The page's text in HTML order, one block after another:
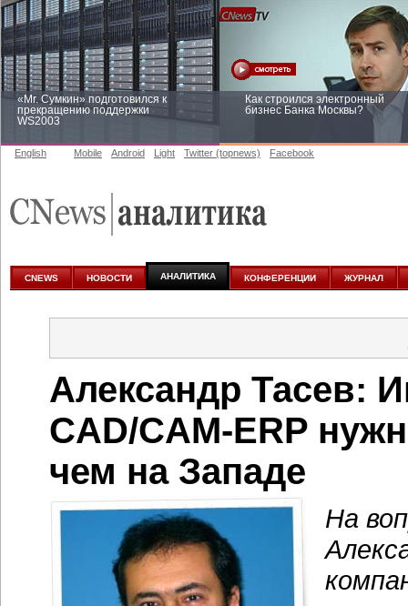
«Mr. Сумкин» подготовился к
прекращению поддержки
WS2003
Как строился электронный
бизнес Банка Москвы?
аналитике
English Mobile Android Light Twitter (topnews) Facebook
CNEWS НОВОСТИ АНАЛИТИКА КОНФЕРЕНЦИИ ЖУРНАЛ
Александр Тасев:
CAD/CAM-ERP
чем на Западе
На